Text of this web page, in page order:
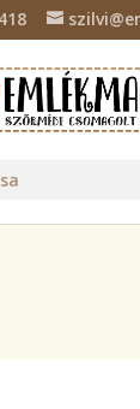
includes/